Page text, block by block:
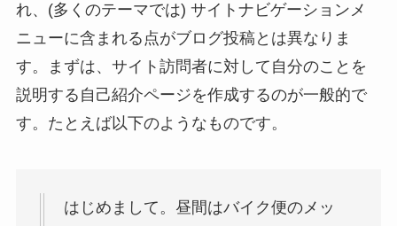
れ、(多くのテーマでは) サイトナビゲーションメ
ニューに含まれる点がブログ投稿とは異なりま
す。まずは、サイト訪問者に対して自分のことを
説明する自己紹介ページを作成するのが一般的で
す。たとえば以下のようなものです。
はじめまして。昼間はバイク便のメッ